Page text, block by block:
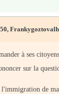
à ses
sur la
de